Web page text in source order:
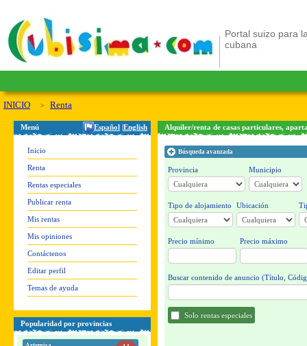
Portal suizo para
cubana
INICIO Renta
Menú Español |English
Inicio
Renta
Rentas especiales
Publicar renta
Mis rentas
Mis opiniones
Contáctenos
Editar perfil
Temas de ayuda
Popularidad por provincias
Alquiler/renta de casas particulares,
Búsqueda avanzada
Provincia Municipio
Tipo de alojamiento Ubicación
Precio mínimo Precio máximo
Buscar contenido de anuncio (Título,
Solo rentas especiales